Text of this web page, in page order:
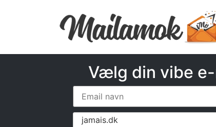
Vælg din vibe
jamais.dk